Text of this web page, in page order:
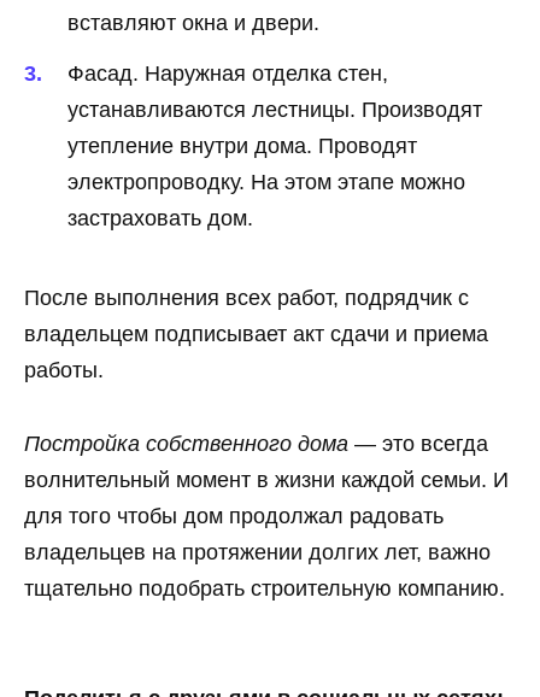
вставляют окна и двери.
Фасад. Наружная отделка стен,
устанавливаются лестницы. Производят
утепление внутри дома. Проводят
электропроводку. На этом этапе можно
застраховать дом.
После выполнения всех работ, подрядчик с
владельцем подписывает акт сдачи и приема
работы.
Постройка собственного дома — это всегда
волнительный момент в жизни каждой семьи. И
для того чтобы дом продолжал радовать
владельцев на протяжении долгих лет, важно
тщательно подобрать строительную компанию.